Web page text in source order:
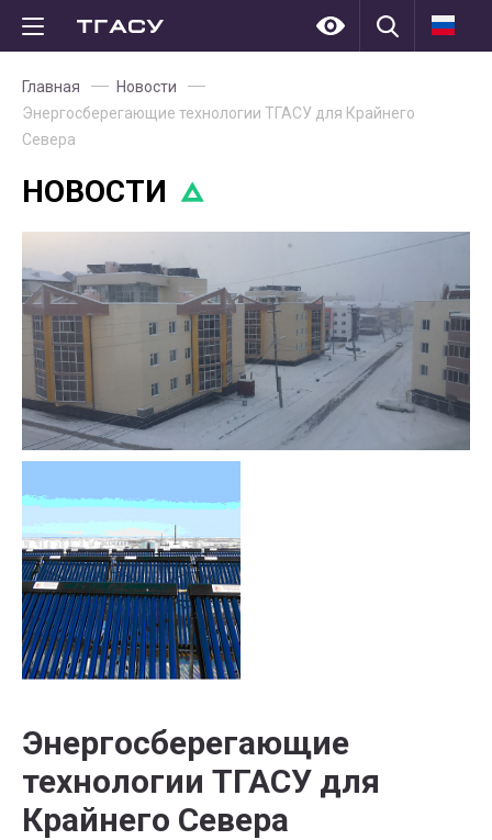
Главная
Новости
Энергосберегающие технологии ТГАСУ для Крайнего
Севера
НОВОСТИ
Энергосберегающие
технологии ТГАСУ для
Крайнего Севера